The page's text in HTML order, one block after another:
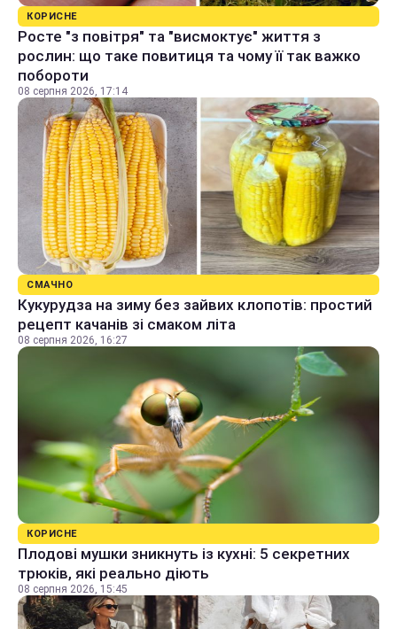
КОРИСНЕ
Росте "з повітря" та "висмоктує" життя з
рослин: що таке повитиця та чому її так важко
побороти
08 серпня 2026, 17:14
СМАЧНО
Кукурудза на зиму без зайвих клопотів: простий
рецепт качанів зі смаком літа
08 серпня 2026, 16:27
КОРИСНЕ
Плодові мушки зникнуть із кухні: 5 секретних
трюків, які реально діють
08 серпня 2026, 15:45